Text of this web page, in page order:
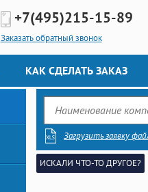
+7(495)215-15-89
Заказать обратный звонок
КАК СДЕЛАТЬ ЗАКАЗ
Загрузить заявку
ИСКАЛИ ЧТО-ТО ДРУГОЕ?